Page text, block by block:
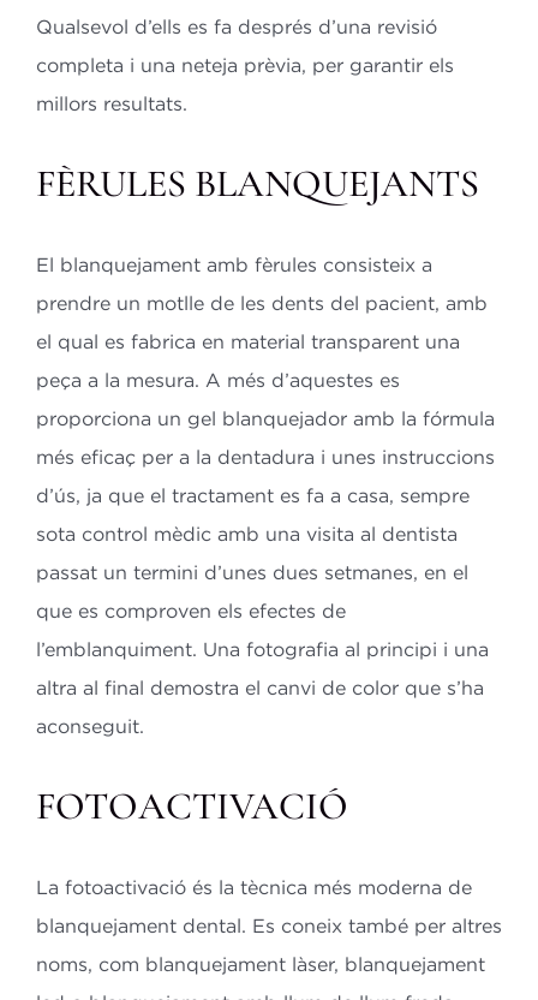
Qualsevol d’ells es fa després d’una revisió
completa i una neteja prèvia, per garantir els
millors resultats.
FÈRULES BLANQUEJANTS
El blanquejament amb fèrules consisteix a
prendre un motlle de les dents del pacient, amb
el qual es fabrica en material transparent una
peça a la mesura. A més d’aquestes es
proporciona un gel blanquejador amb la fórmula
més eficaç per a la dentadura i unes instruccions
d’ús, ja que el tractament es fa a casa, sempre
sota control mèdic amb una visita al dentista
passat un termini d’unes dues setmanes, en el
que es comproven els efectes de
l’emblanquiment. Una fotografia al principi i una
altra al final demostra el canvi de color que s’ha
aconseguit.
FOTOACTIVACIÓ
La fotoactivació és la tècnica més moderna de
blanquejament dental. Es coneix també per altres
noms, com blanquejament làser, blanquejament